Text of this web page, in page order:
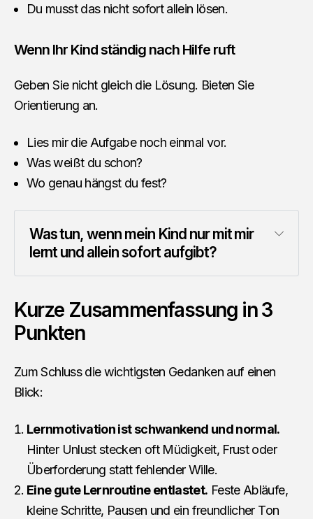
Du musst das nicht sofort allein lösen.
Wenn Ihr Kind ständig nach Hilfe ruft
Geben Sie nicht gleich die Lösung. Bieten Sie
Orientierung an.
Lies mir die Aufgabe noch einmal vor.
Was weißt du schon?
Wo genau hängst du fest?
Was tun, wenn mein Kind nur mit mir
lernt und allein sofort aufgibt?
Kurze Zusammenfassung in 3
Punkten
Zum Schluss die wichtigsten Gedanken auf einen
Blick:
Lernmotivation ist schwankend und normal.
Hinter Unlust stecken oft Müdigkeit, Frust oder
Überforderung statt fehlender Wille.
Eine gute Lernroutine entlastet. Feste Abläufe,
kleine Schritte, Pausen und ein freundlicher Ton